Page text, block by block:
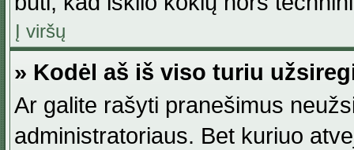
Į viršų
» Kodėl aš iš viso turiu
Ar galite rašyti pranešimus
administratoriaus. Bet kuriuo